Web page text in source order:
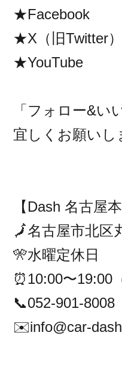
★Facebook
★X（旧Twitter）
★YouTube
「フォロー&い
宜しくお願いし
【Dash 名古屋本
🗾名古屋市北区
🎌水曜定休日
⏰10:00〜19:00
📞052-901-8008
✉️info@car-